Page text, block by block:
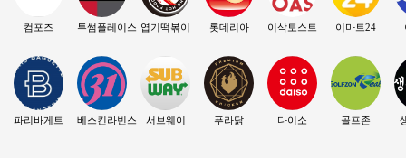
컴포즈
파리바게트
투썸플레이스
베스킨라빈스
엽기떡볶이
서브웨이
롯데리아
푸라닭
이삭토스트
다이소
이마트24
골프존